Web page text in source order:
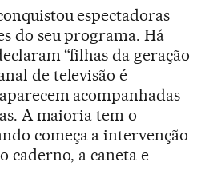
espectadoras
do seu programa. Há
“filhas da geração
de televisão é
acompanhadas
A maioria tem o
começa a intervenção
a caneta e